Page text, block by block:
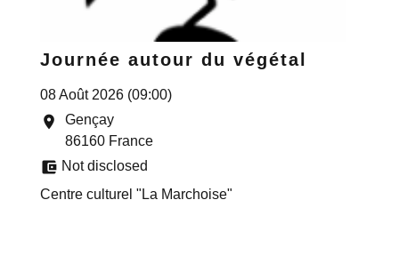
Journée autour du végétal
08 Août 2026 (09:00)
location_on
Gençay
86160 France
account_balance_wallet Not disclosed
Centre culturel "La Marchoise"